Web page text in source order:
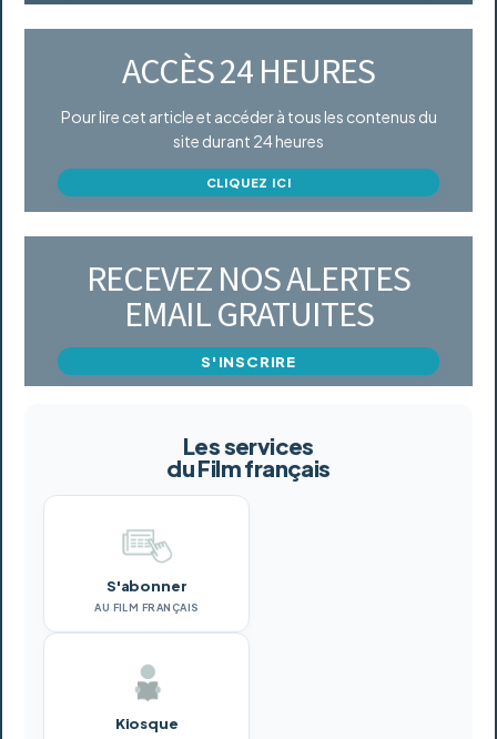
ACCÈS 24 HEURES
Pour lire cet article et accéder à tous les contenus du
site durant 24 heures
CLIQUEZ ICI
RECEVEZ NOS ALERTES
EMAIL GRATUITES
S'INSCRIRE
Les services
du Film français
S'abonner
AU FILM FRANÇAIS
Kiosque